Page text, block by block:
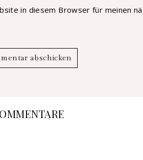
in diesem Browser für meinen